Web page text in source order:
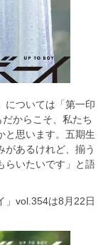
については「第一印
からこそ、私たち
と思います。五期生
があるけれど、揃う
らいたいです」と語
」vol.354は8月22日